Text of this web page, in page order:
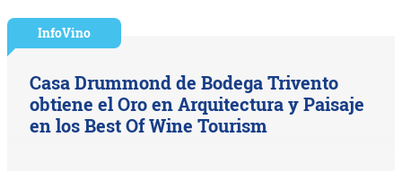
InfoVino
Casa Drummond de Bodega Trivento
obtiene el Oro en Arquitectura y Paisaje
en los Best Of Wine Tourism